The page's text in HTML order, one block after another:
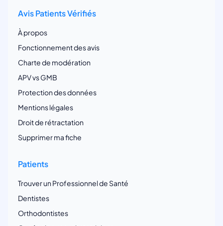
Avis Patients Vérifiés
À propos
Fonctionnement des avis
Charte de modération
APV vs GMB
Protection des données
Mentions légales
Droit de rétractation
Supprimer ma fiche
Patients
Trouver un Professionnel de Santé
Dentistes
Orthodontistes